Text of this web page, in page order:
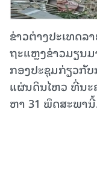
ຂ່າວຕ່າງປະເທດລ
ຖະແຫຼງຂ່າວມຽນມ
ກອງປະຊຸມກ່ຽວກັ
ແຜ່ນດິນໄຫວ ທີ່ນະ
ຫາ 31 ພຶດສະພາ